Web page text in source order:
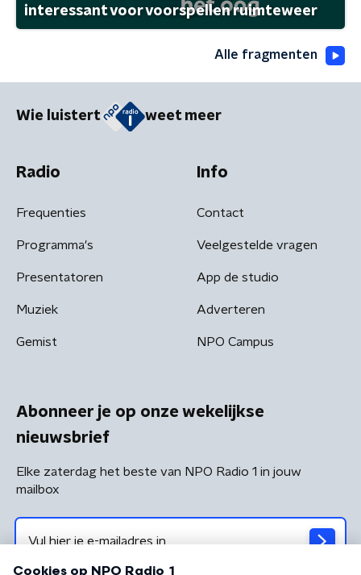
interessant voor voorspellen ruimteweer
Alle fragmenten
Wie luistert weet meer
Radio
Frequenties
Programma's
Presentatoren
Muziek
Gemist
Info
Contact
Veelgestelde vragen
App de studio
Adverteren
NPO Campus
Abonneer je op onze wekelijkse
nieuwsbrief
Elke zaterdag het beste van NPO Radio 1 in jouw
mailbox